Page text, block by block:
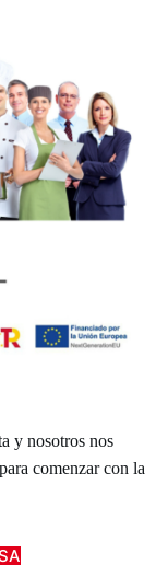
y nosotros nos
comenzar con la